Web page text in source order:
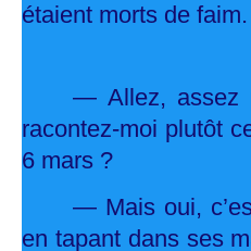
étaient morts de faim.
— Allez, assez
racontez-moi plutôt
6 mars ?
— Mais oui,
en tapant dans ses